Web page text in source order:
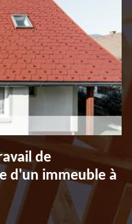
de
d'un immeuble à